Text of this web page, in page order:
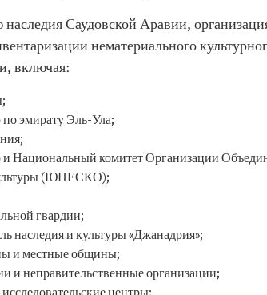
Саудовской Аравии,
нематериального
включая:
эмирату Эль-Ула;
Национальный комитет Организации
(ЮНЕСКО);
гвардии;
наследия и культуры «Джанадрия»;
и местные общины;
и неправительственные организации;